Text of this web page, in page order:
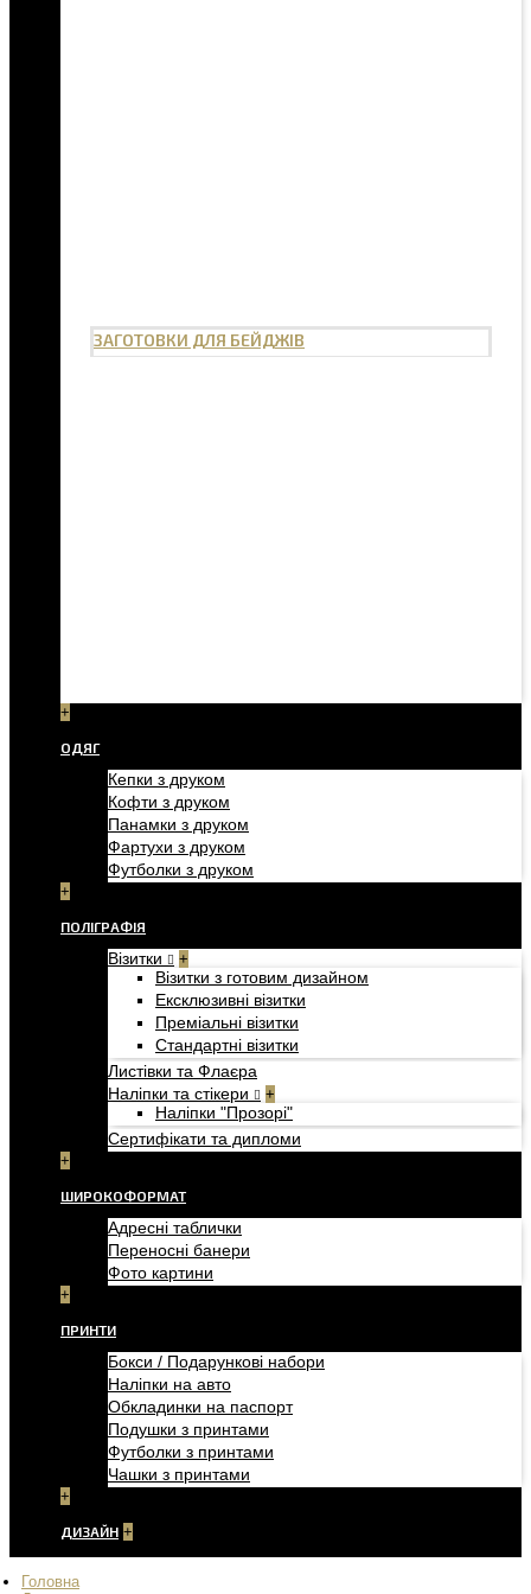
ЗАГОТОВКИ ДЛЯ БЕЙДЖІВ
+
ОДЯГ
Кепки з друком
Кофти з друком
Панамки з друком
Фартухи з друком
Футболки з друком
+
ПОЛІГРАФІЯ
Візитки +
Візитки з готовим дизайном
Ексклюзивні візитки
Преміальні візитки
Стандартні візитки
Листівки та Флаєра
Наліпки та стікери
+
Наліпки "Прозорі"
Сертифікати та дипломи
+
ШИРОКОФОРМАТ
Адресні таблички
Переносні банери
Фото картини
+
ПРИНТИ
Бокси / Подарункові набори
Наліпки на авто
Обкладинки на паспорт
Подушки з принтами
Футболки з принтами
Чашки з принтами
+
ДИЗАЙН +
Головна